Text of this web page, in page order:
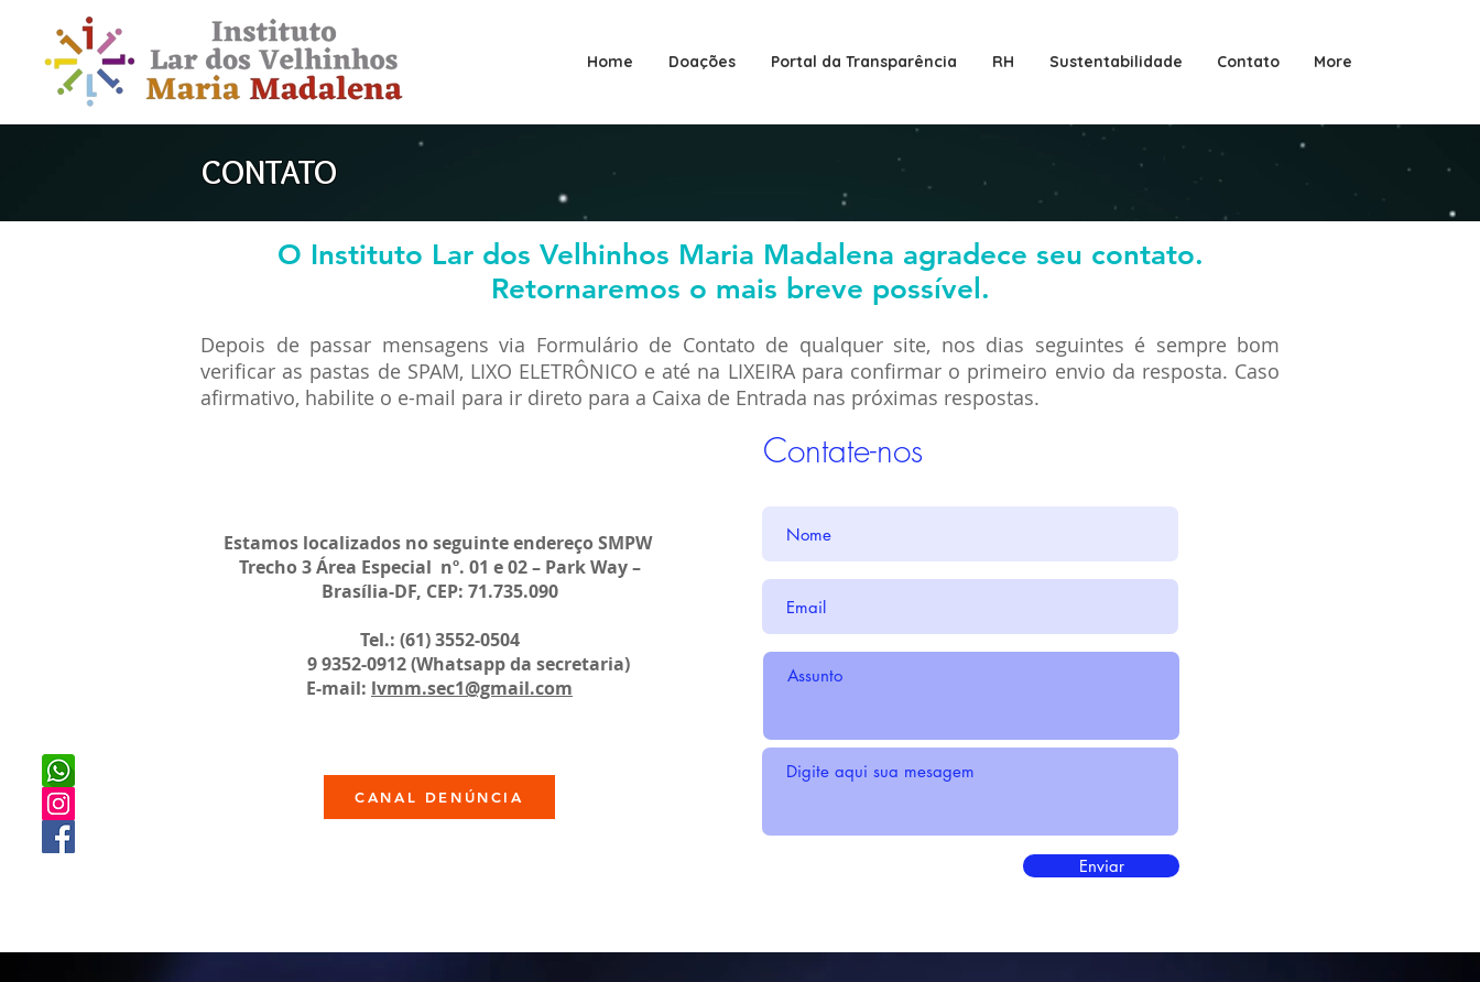
Home Doações Portal da Transparência RH Sustentabilidade Contato More
CONTATO
O Instituto Lar dos Velhinhos Maria Madalena agradece seu contato.
Retornaremos o mais breve possível.
Depois de passar mensagens via Formulário de Contato de qualquer site, nos dias seguintes é sempre bom
verificar as pastas de SPAM, LIXO ELETRÔNICO e até na LIXEIRA para confirmar o primeiro envio da resposta. Caso
afirmativo, habilite o e-mail para ir direto para a Caixa de Entrada nas próximas respostas.
Estamos localizados no seguinte endereço SMPW
Trecho 3 Área Especial nº. 01 e 02 – Park Way –
Brasília-DF, CEP: 71.735.090
Tel.: (61) 3552-0504
9 9352-0912 (Whatsapp da secretaria)
E-mail: lvmm.sec1@gmail.com
Contate-nos
Enviar
CANAL DENÚNCIA